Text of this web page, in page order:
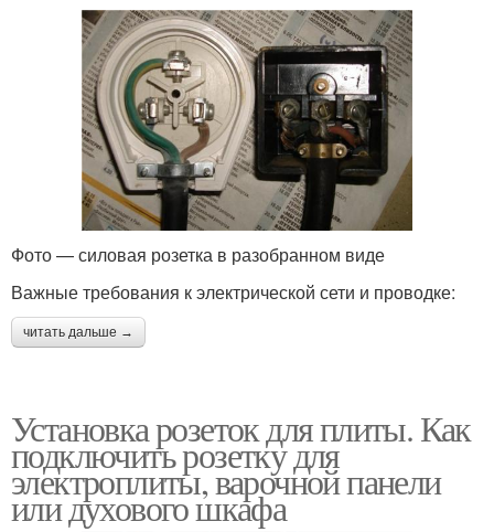
Фото — силовая розетка в разобранном виде
Важные требования к электрической сети и проводке:
читать дальше →
Установка розеток для плиты. Как
подключить розетку для
электроплиты, варочной панели
или духового шкафа